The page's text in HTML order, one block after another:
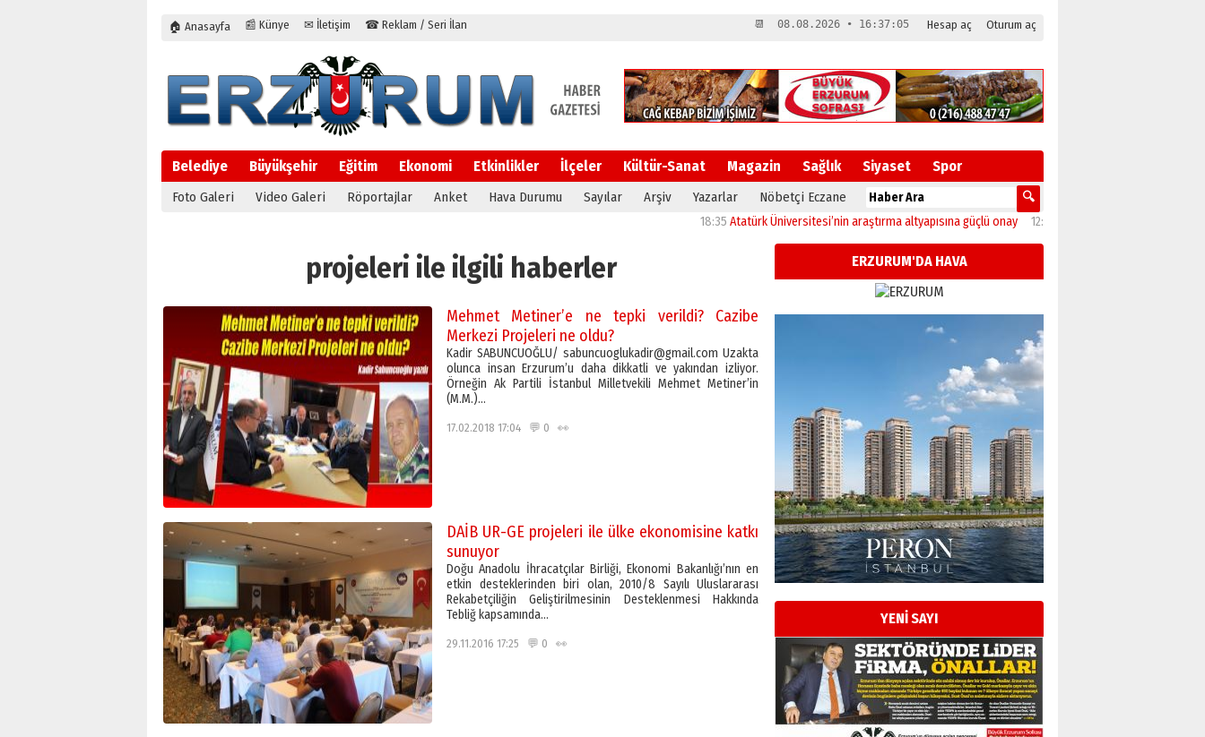
🏠 Anasayfa 📰 Künye ✉ İletişim ☎ Reklam / Seri İlan Hesap aç Oturum aç
📆 08.08.2026 • 16:37:06
Belediye Büyükşehir Eğitim Ekonomi Etkinlikler İlçeler Kültür-Sanat Magazin Sağlık Siyaset Spor
Foto Galeri Video Galeri Röportajlar Anket Hava Durumu Sayılar Arşiv Yazarlar Nöbetçi Eczane
Atatürk Üniversitesi’nin araştırma altyapısına güçlü onay 12:04Oltu’da festival coşkusu konserle
projeleri ile ilgili haberler
Mehmet Metiner’e ne tepki verildi? Cazibe
Merkezi Projeleri ne oldu?
Kadir SABUNCUOĞLU/ sabuncuoglukadir@gmail.com Uzakta
olunca insan Erzurum’u daha dikkatli ve yakından izliyor.
Örneğin Ak Partili İstanbul Milletvekili Mehmet Metiner’in
(M.M.)…
17.02.2018 17:04 💬 0 👀
DAİB UR-GE projeleri ile ülke ekonomisine katkı
sunuyor
Doğu Anadolu İhracatçılar Birliği, Ekonomi Bakanlığı’nın en
etkin desteklerinden biri olan, 2010/8 Sayılı Uluslararası
Rekabetçiliğin Geliştirilmesinin Desteklenmesi Hakkında
Tebliğ kapsamında…
29.11.2016 17:25 💬 0 👀
ERZURUM'DA HAVA
YENİ SAYI